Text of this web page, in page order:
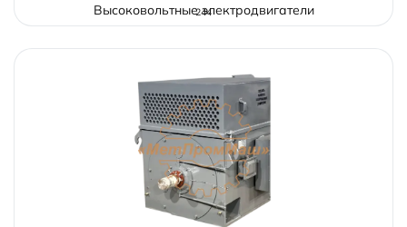
Высоковольтные электродвигатели
244